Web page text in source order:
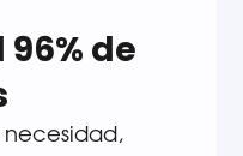
de
necesidad,